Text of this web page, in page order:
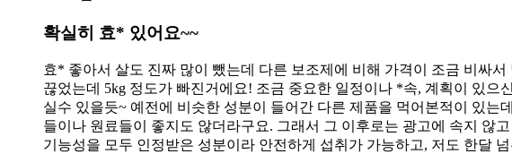
확실히 효* 있어요~~
효* 좋아서 살도 진짜 많이 뺐는데 다른 보조제에 비해 가격이 조금 비싸
끊었는데 5kg 정도가 빠진거에요! 조금 중요한 일정이나 *속, 계획이 있으
실수 있을듯~ 예전에 비슷한 성분이 들어간 다른 제품을 먹어본적이 있
들이나 원료들이 좋지도 않더라구요. 그래서 그 이후로는 광고에 속지 않
기능성을 모두 인정받은 성분이라 안전하게 섭취가 가능하고, 저도 한달